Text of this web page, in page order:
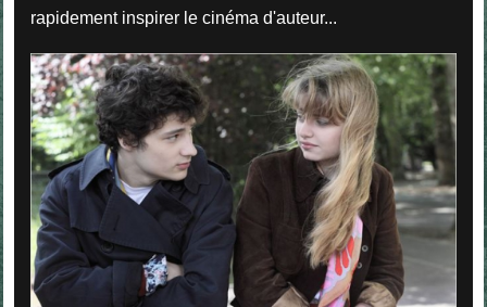
rapidement inspirer le cinéma d'auteur...